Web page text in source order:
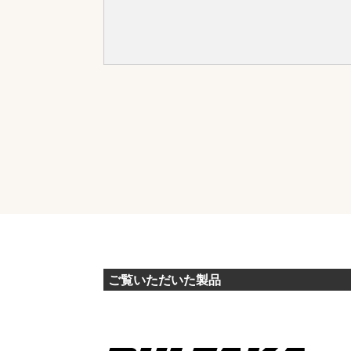
ご覧いただいた製品